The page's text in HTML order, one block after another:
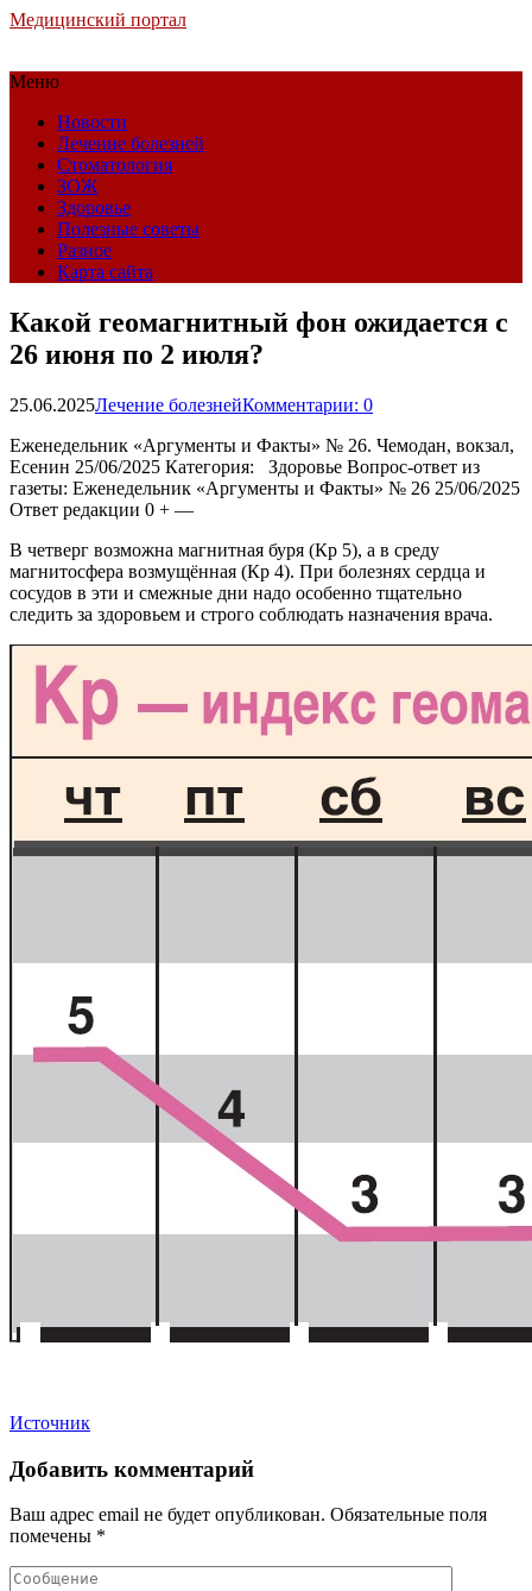
Медицинский портал
Меню
Новости
Лечение болезней
Стоматология
ЗОЖ
Здоровье
Полезные советы
Разное
Карта сайта
Какой геомагнитный фон ожидается c
26 июня по 2 июля?
25.06.2025Лечение болезнейКомментарии: 0
Еженедельник «Аргументы и Факты» № 26. Чемодан, вокзал,
Есенин 25/06/2025 Категория: Здоровье Вопрос-ответ из
газеты: Еженедельник «Аргументы и Факты» № 26 25/06/2025
Ответ редакции 0 + —
В четверг возможна магнитная буря (Кр 5), а в среду
магнитосфера возмущённая (Кр 4). При болезнях сердца и
сосудов в эти и смежные дни надо особенно тщательно
следить за здоровьем и строго соблюдать назначения врача.
Источник
Добавить комментарий
Ваш адрес email не будет опубликован. Обязательные поля
помечены *